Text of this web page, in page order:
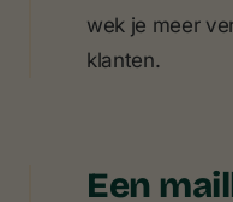
wek je meer
klanten.
Een